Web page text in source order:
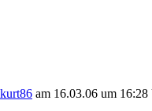
am 16.03.06 um 16:28